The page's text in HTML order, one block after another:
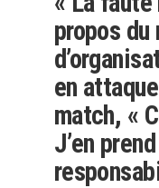
propos du
en
match, «
J’en